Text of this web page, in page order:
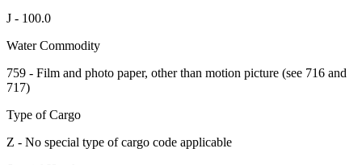
J - 100.0
Water Commodity
759 - Film and photo paper, other than motion picture (see 716 and
717)
Type of Cargo
Z - No special type of cargo code applicable